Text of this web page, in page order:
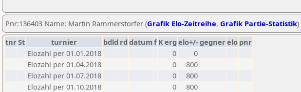
Pnr:136403 Name: Martin Rammerstorfer (Grafik Elo-Zeitreihe, Grafik Partie-Statistik)
tnrSt turnier bdld rd datumf Kerg elo+/-gegnerelo pnr
Elozahl per 01.01.2018
0
0
Elozahl per 01.04.2018
0
800
Elozahl per 01.07.2018
0
800
Elozahl per 01.10.2018
0
800